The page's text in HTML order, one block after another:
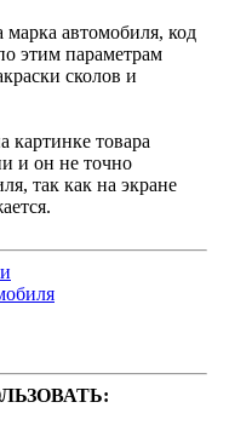
марка автомобиля, код
этим параметрам
сколов и
картинке товара
и он не точно
так как на экране